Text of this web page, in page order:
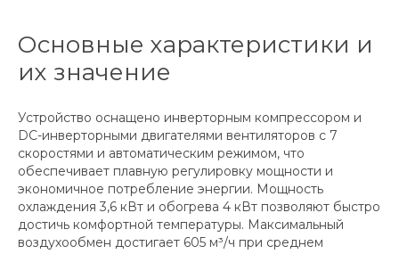
Основные характеристики и
их значение
Устройство оснащено инверторным компрессором и
DC-инверторными двигателями вентиляторов с 7
скоростями и автоматическим режимом, что
обеспечивает плавную регулировку мощности и
экономичное потребление энергии. Мощность
охлаждения 3,6 кВт и обогрева 4 кВт позволяют быстро
достичь комфортной температуры. Максимальный
воздухообмен достигает 605 м³/ч при среднем